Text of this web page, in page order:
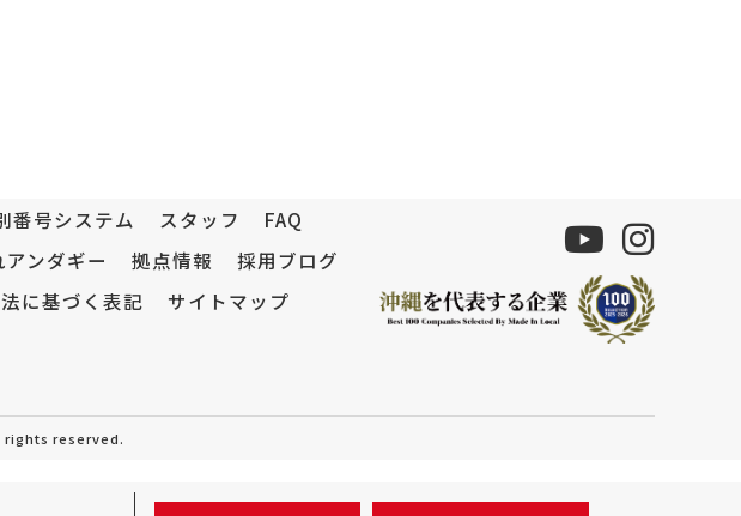
番号システム スタッフ
FAQ
アンダギー 拠点情報
採用ブログ
に基づく表記 サイトマップ
rights reserved.